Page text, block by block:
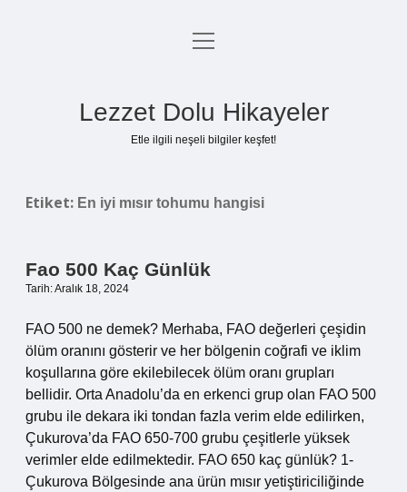
Anasayfa
menüyü
Lezzet Dolu Hikayeler
Etle ilgili neşeli bilgiler keşfet!
Etiket: En iyi mısır tohumu hangisi
Fao 500 Kaç Günlük
Tarih: Aralık 18, 2024
FAO 500 ne demek? Merhaba, FAO değerleri çeşidin
ölüm oranını gösterir ve her bölgenin coğrafi ve iklim
koşullarına göre ekilebilecek ölüm oranı grupları
bellidir. Orta Anadolu’da en erkenci grup olan FAO 500
grubu ile dekara iki tondan fazla verim elde edilirken,
Çukurova’da FAO 650-700 grubu çeşitlerle yüksek
verimler elde edilmektedir. FAO 650 kaç günlük? 1-
Çukurova Bölgesinde ana ürün mısır yetiştiriciliğinde